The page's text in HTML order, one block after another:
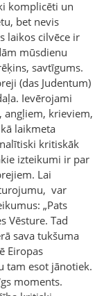
komplicēti un
bet nevis
laikos cilvēce ir
mūsdienu
savtīgums.
(das Judentum)
Ievērojami
angļiem, krieviem,
laikmeta
kritiskāk
izteikumi ir par
Lai
var
„Pats
Vēsture. Tad
sava tukšuma
Eiropas
tam esot jānotiek.
moments.